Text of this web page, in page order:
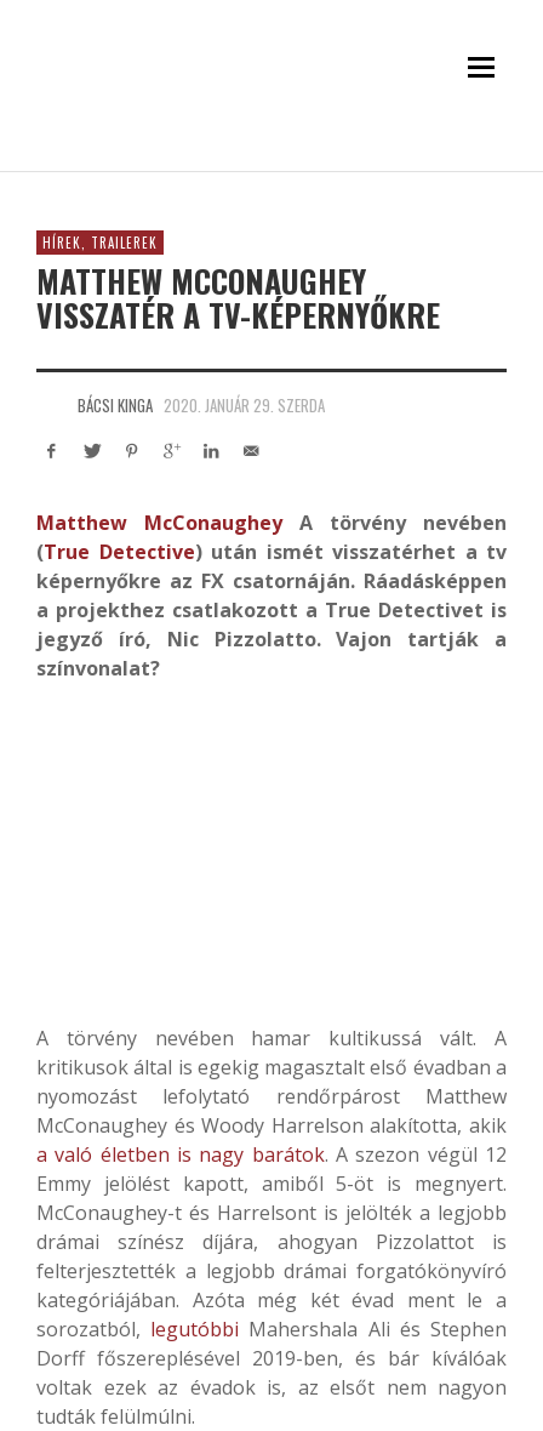
HÍREK, TRAILEREK
MATTHEW MCCONAUGHEY
VISSZATÉR A TV-KÉPERNYŐKRE
BÁCSI KINGA 2020. JANUÁR 29. SZERDA
Matthew McConaugheyA törvény nevében
(True Detective) után ismét visszatérhet a tv
képernyőkre az FX csatornáján. Ráadásképpen
a projekthez csatlakozott a True Detectivet is
jegyző író, Nic Pizzolatto. Vajon tartják a
színvonalat?
A törvény nevében hamar kultikussá vált. A
kritikusok által is egekig magasztalt első évadban a
nyomozást lefolytató rendőrpárost Matthew
McConaughey és Woody Harrelson alakította, akik
a való életben is nagy barátok. A szezon végül 12
Emmy jelölést kapott, amiből 5-öt is megnyert.
McConaughey-t és Harrelsont is jelölték a legjobb
drámai színész díjára, ahogyan Pizzolattot is
felterjesztették a legjobb drámai forgatókönyvíró
kategóriájában. Azóta még két évad ment le a
sorozatból, legutóbbi Mahershala Ali és Stephen
Dorff főszereplésével 2019-ben, és bár kíválóak
voltak ezek az évadok is, az elsőt nem nagyon
tudták felülmúlni.